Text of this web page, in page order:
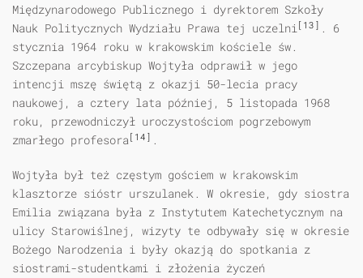
Międzynarodowego Publicznego i dyrektorem Szkoły
Nauk Politycznych Wydziału Prawa tej uczelni [13] . 6
stycznia 1964 roku w krakowskim kościele św.
Szczepana arcybiskup Wojtyła odprawił w jego
intencji mszę świętą z okazji 50-lecia pracy
naukowej, a cztery lata później, 5 listopada 1968
roku, przewodniczył uroczystościom pogrzebowym
zmarłego profesora [14] .
Wojtyła był też częstym gościem w krakowskim
klasztorze sióstr urszulanek. W okresie, gdy siostra
Emilia związana była z Instytutem Katechetycznym na
ulicy Starowiślnej, wizyty te odbywały się w okresie
Bożego Narodzenia i były okazją do spotkania z
siostrami-studentkami i złożenia życzeń